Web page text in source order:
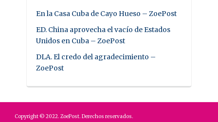
En la Casa Cuba de Cayo Hueso – ZoePost
ED. China aprovecha el vacío de Estados
Unidos en Cuba – ZoePost
DLA. El credo del agradecimiento –
ZoePost
Copyright © 2022. ZoePost. Derechos reservados.